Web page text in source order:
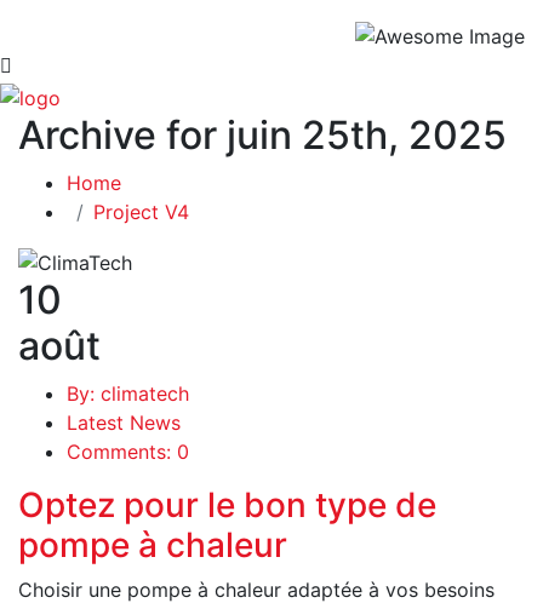
Archive for juin 25th, 2025
Home
Project V4
10
août
By: climatech
Latest News
Comments: 0
Optez pour le bon type de
pompe à chaleur
Choisir une pompe à chaleur adaptée à vos besoins